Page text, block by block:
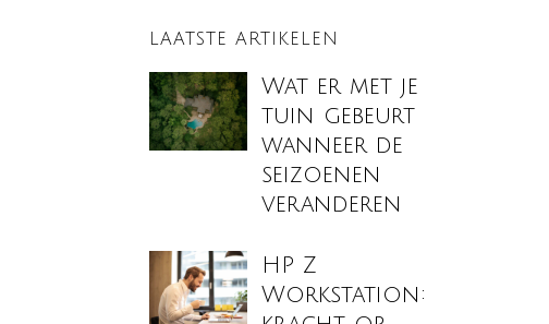
LAATSTE ARTIKELEN
Wat er met je
tuin gebeurt
wanneer de
seizoenen
veranderen
HP Z
Workstation: